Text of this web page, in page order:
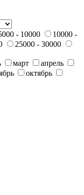
- 10000
10000 -
25000 - 30000
март
апрель
октябрь